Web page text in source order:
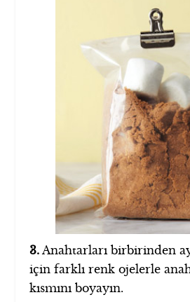
3. Anahtarları birbirinden
için farklı renk ojelerle
kısmını boyayın.